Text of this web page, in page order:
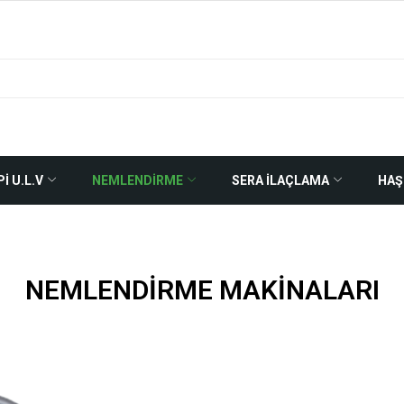
U.L.V NEMLENDİRME SERA İLAÇLAMA
NEMLENDİRME MAKİNALARI